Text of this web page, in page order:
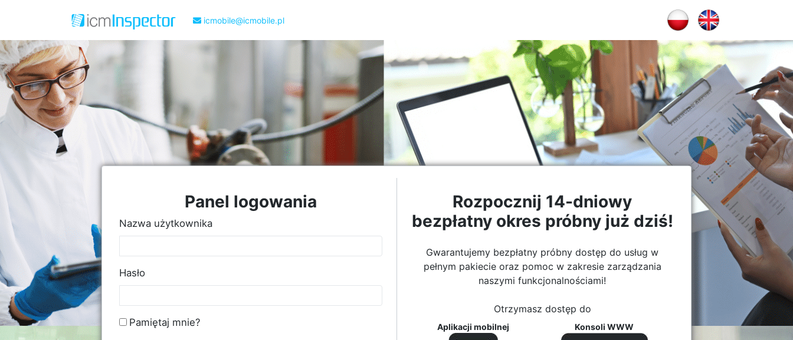
icmobile@icmobile.pl
Panel logowania
Nazwa użytkownika
Hasło
Pamiętaj mnie?
Rozpocznij 14-dniowy
bezpłatny okres próbny już dziś!
Gwarantujemy bezpłatny próbny dostęp do usług w
pełnym pakiecie oraz pomoc w zakresie zarządzania
naszymi funkcjonalnościami!
Otrzymasz dostęp do
Aplikacji mobilnej Konsoli WWW